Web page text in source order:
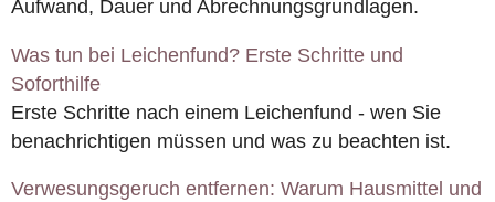
Aufwand, Dauer und Abrechnungsgrundlagen.
Was tun bei Leichenfund? Erste Schritte und
Soforthilfe
Erste Schritte nach einem Leichenfund - wen Sie
benachrichtigen müssen und was zu beachten ist.
Verwesungsgeruch entfernen: Warum Hausmittel und